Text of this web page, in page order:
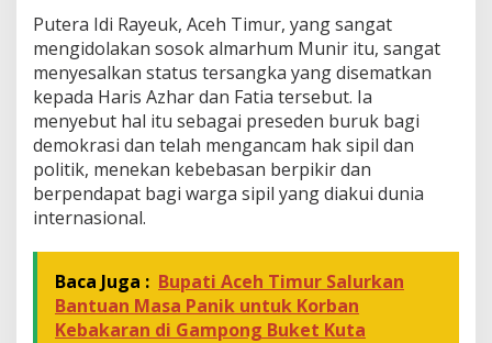
a
n
F
t
h
i
a
Putera Idi Rayeuk, Aceh Timur, yang sangat
mengidolakan sosok almarhum Munir itu, sangat
menyesalkan status tersangka yang disematkan
kepada Haris Azhar dan Fatia tersebut. Ia
menyebut hal itu sebagai preseden buruk bagi
demokrasi dan telah mengancam hak sipil dan
politik, menekan kebebasan berpikir dan
berpendapat bagi warga sipil yang diakui dunia
internasional.
Baca Juga : Bupati Aceh Timur Salurkan
Bantuan Masa Panik untuk Korban
Kebakaran di Gampong Buket Kuta